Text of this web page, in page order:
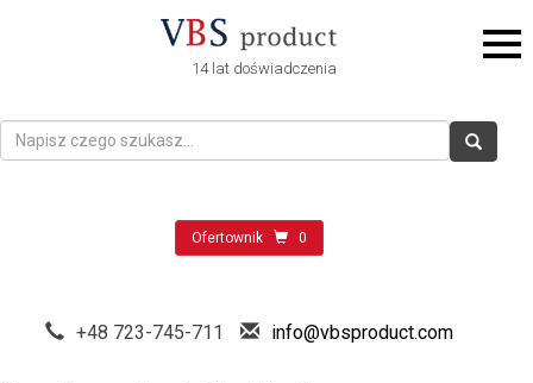
14 lat doświadczenia
Ofertownik 0
+48 723-745-711 info@vbsproduct.com